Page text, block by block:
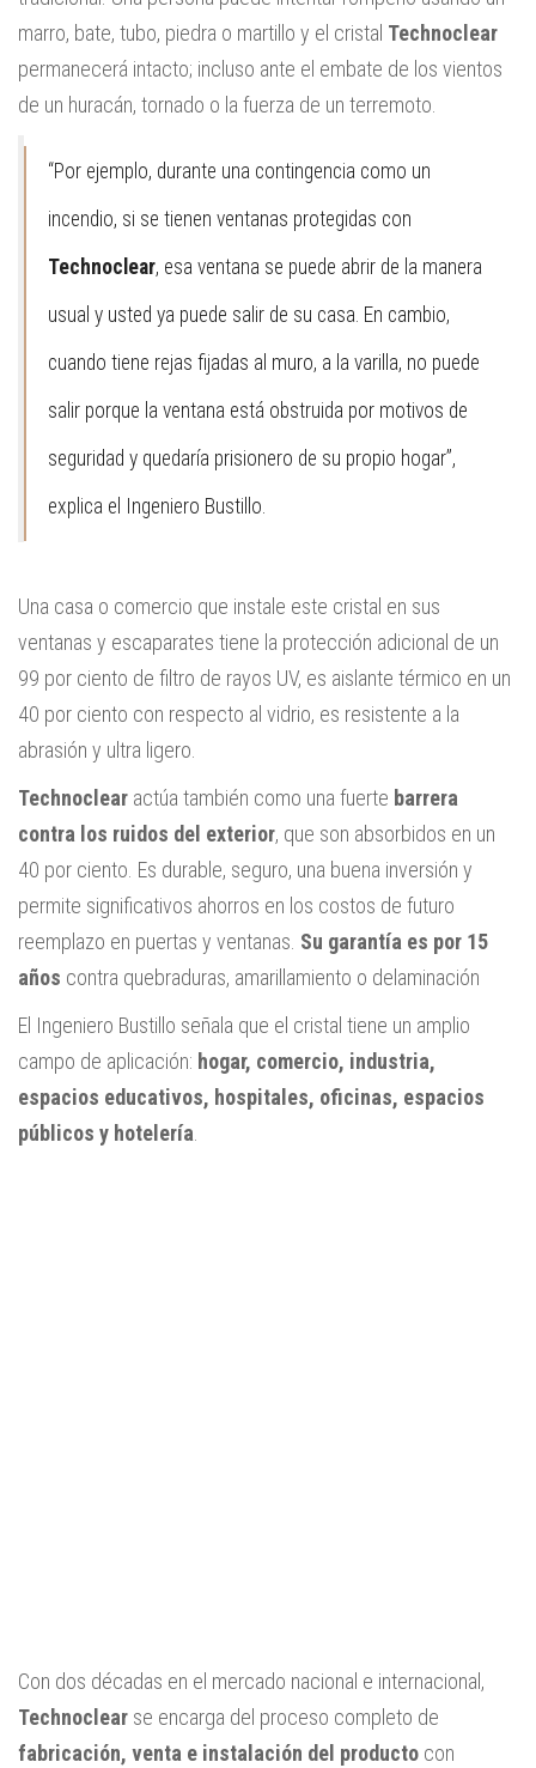
marro, bate, tubo, piedra o martillo y el cristal Technoclear
permanecerá intacto; incluso ante el embate de los vientos
de un huracán, tornado o la fuerza de un terremoto.
“Por ejemplo, durante una contingencia como un
incendio, si se tienen ventanas protegidas con
Technoclear, esa ventana se puede abrir de la manera
usual y usted ya puede salir de su casa. En cambio,
cuando tiene rejas fijadas al muro, a la varilla, no puede
salir porque la ventana está obstruida por motivos de
seguridad y quedaría prisionero de su propio hogar”,
explica el Ingeniero Bustillo.
Una casa o comercio que instale este cristal en sus
ventanas y escaparates tiene la protección adicional de un
99 por ciento de filtro de rayos UV, es aislante térmico en un
40 por ciento con respecto al vidrio, es resistente a la
abrasión y ultra ligero.
Technoclear actúa también como una fuerte barrera
contra los ruidos del exterior, que son absorbidos en un
40 por ciento. Es durable, seguro, una buena inversión y
permite significativos ahorros en los costos de futuro
reemplazo en puertas y ventanas. Su garantía es por 15
años contra quebraduras, amarillamiento o delaminación
El Ingeniero Bustillo señala que el cristal tiene un amplio
campo de aplicación: hogar, comercio, industria,
espacios educativos, hospitales, oficinas, espacios
públicos y hotelería
Con dos décadas en el mercado nacional e internacional,
Technoclear se encarga del proceso completo de
fabricación, venta e instalación del producto con